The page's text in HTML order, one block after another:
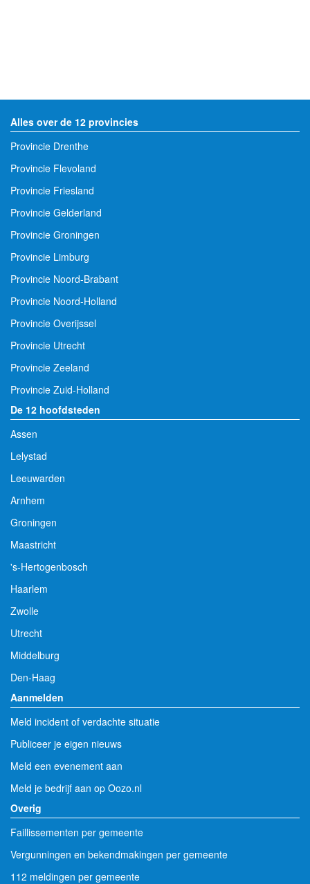
Alles over de 12 provincies
Provincie Drenthe
Provincie Flevoland
Provincie Friesland
Provincie Gelderland
Provincie Groningen
Provincie Limburg
Provincie Noord-Brabant
Provincie Noord-Holland
Provincie Overijssel
Provincie Utrecht
Provincie Zeeland
Provincie Zuid-Holland
De 12 hoofdsteden
Assen
Lelystad
Leeuwarden
Arnhem
Groningen
Maastricht
's-Hertogenbosch
Haarlem
Zwolle
Utrecht
Middelburg
Den-Haag
Aanmelden
Meld incident of verdachte situatie
Publiceer je eigen nieuws
Meld een evenement aan
Meld je bedrijf aan op Oozo.nl
Overig
Faillissementen per gemeente
Vergunningen en bekendmakingen per gemeente
112 meldingen per gemeente